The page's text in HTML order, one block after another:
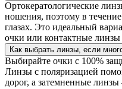
Ортокератологические
ношения, поэтому в
глазах. Это идеальный
очки или контактные
Как выбрать линзы, если
Выбирайте очки с 100%
Линзы с поляризацией
дорог, а затемненные